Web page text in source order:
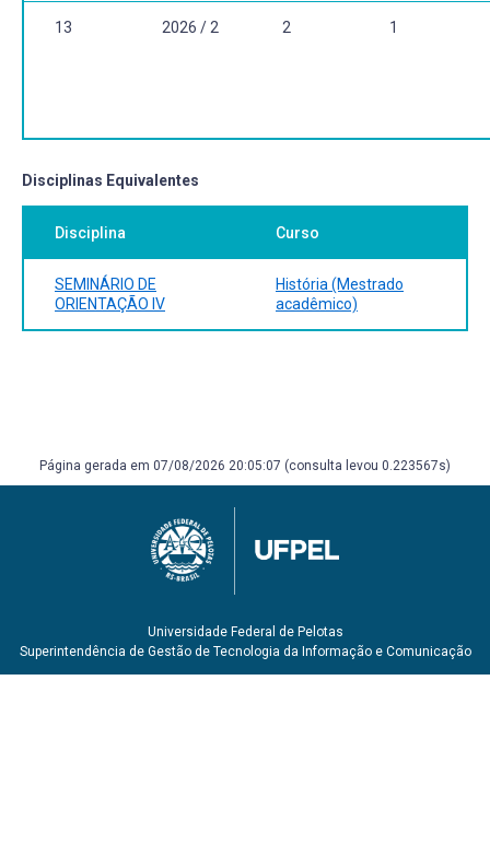
13 2026 / 2 2 1
Disciplinas Equivalentes
Disciplina Curso
SEMINÁRIO DE
ORIENTAÇÃO IV
História (Mestrado
acadêmico)
Página gerada em 07/08/2026 20:05:07 (consulta levou 0.223567s)
Universidade Federal de Pelotas
Superintendência de Gestão de Tecnologia da Informação e Comunicação